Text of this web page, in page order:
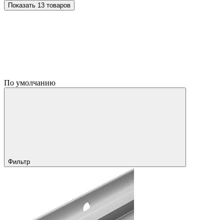
Показать 13 товаров
По умолчанию
Фильтр